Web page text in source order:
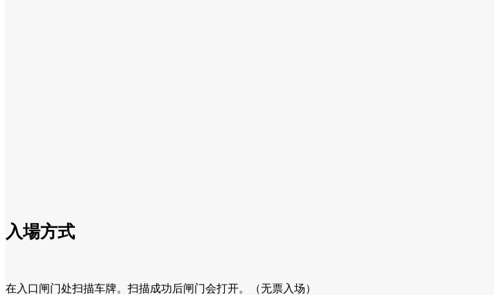
入場方式
在入口闸门处扫描车牌。扫描成功后闸门会打开。（无票入场）